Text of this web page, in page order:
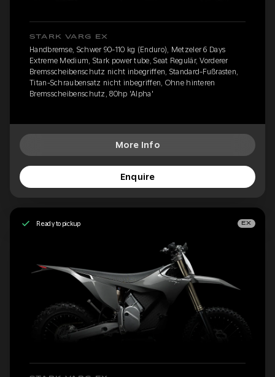
STARK VARG EX
Handbremse, Schwer 90-110 kg (Enduro), Metzeler 6 Days
Extreme Medium, Stark power tube, Seat Regulär, Vorderer
Bremsscheibenschutz nicht inbegriffen, Standard-Fußrasten,
Titan-Schraubensatz nicht inbegriffen, Ohne hinteren
Bremsscheibenschutz, 80hp 'Alpha'
More Info
Enquire
Ready to pickup EX